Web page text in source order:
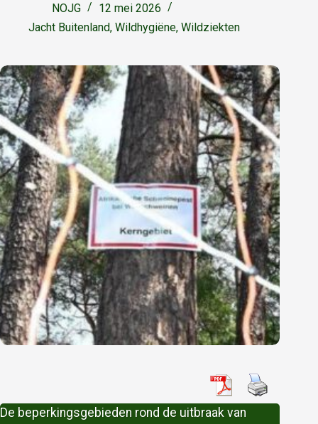
NOJG
12 mei 2026
Jacht Buitenland, Wildhygiëne, Wildziekten
De beperkingsgebieden rond de uitbraak van